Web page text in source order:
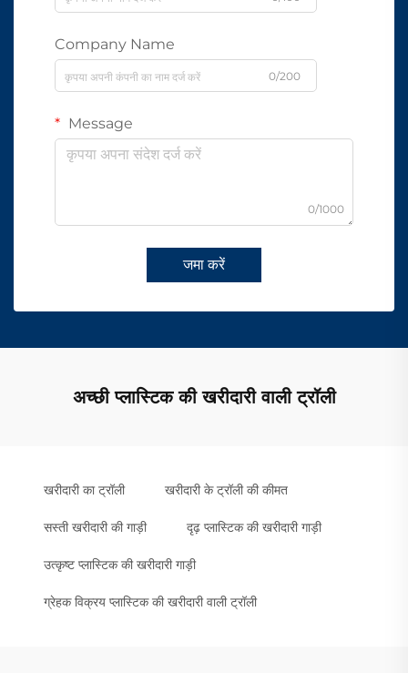
Company Name
0/200
Message
0/1000
जमा करें
अच्छी प्लास्टिक की खरीदारी वाली ट्रॉली
खरीदारी का ट्रॉली खरीदारी के ट्रॉली की कीमत
सस्ती खरीदारी की गाड़ी दृढ़ प्लास्टिक की खरीदारी गाड़ी
उत्कृष्ट प्लास्टिक की खरीदारी गाड़ी
ग्रेहक विक्रय प्लास्टिक की खरीदारी वाली ट्रॉली